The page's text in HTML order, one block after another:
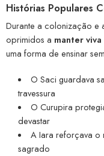
Histórias Populares
Durante a colonização e
oprimidos a manter
uma forma de ensinar
O Saci guardava
travessura
O Curupira
devastar
A Iara reforçava o
sagrado